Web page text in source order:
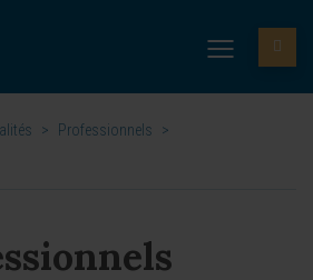
> Professionnels
>